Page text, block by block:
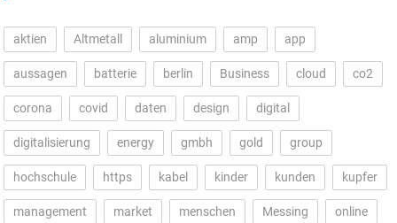
aktien Altmetall aluminium amp app
aussagen batterie berlin Business cloud co2
corona covid daten design digital
digitalisierung energy gmbh gold group
hochschule https kabel kinder kunden kupfer
management market menschen Messing online